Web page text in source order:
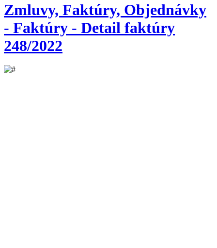
Zmluvy, Faktúry, Objednávky
- Faktúry - Detail faktúry
248/2022